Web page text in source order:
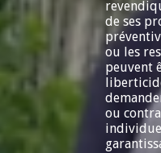
de ses
ou les
peuvent
ou